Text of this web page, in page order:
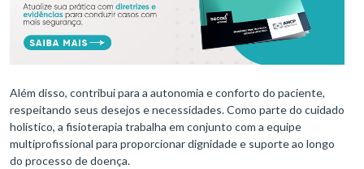
Além disso, contribui para a autonomia e conforto do paciente,
respeitando seus desejos e necessidades. Como parte do cuidado
holístico, a fisioterapia trabalha em conjunto com a equipe
multiprofissional para proporcionar dignidade e suporte ao longo
do processo de doença.